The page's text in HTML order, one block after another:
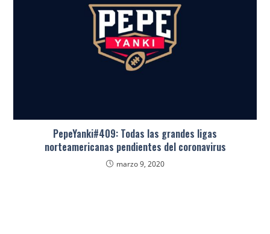
PepeYanki#409: Todas las grandes ligas
norteamericanas pendientes del coronavirus
marzo 9, 2020